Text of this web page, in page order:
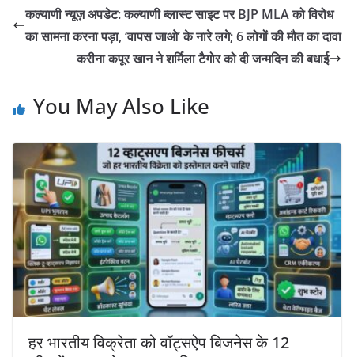
कल्याणी न्यूज़ अपडेट: कल्याणी ब्लास्ट साइट पर BJP MLA को विरोध
का सामना करना पड़ा, ‘वापस जाओ’ के नारे लगे; 6 लोगों की मौत का दावा
करीना कपूर खान ने शर्मिला टैगोर को दी जन्मदिन की बधाई
You May Also Like
हर भारतीय विक्रेता को वॉट्सऐप बिजनेस के 12